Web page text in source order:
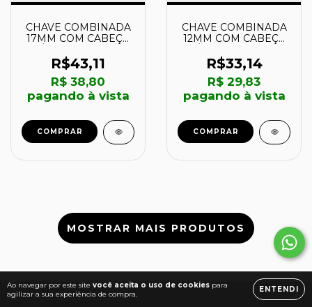
Ao navegar por este site você aceita o uso de cookies para
agilizar a sua experiência de compra.
ENTENDI
CHAVE COMBINADA
17MM COM CABEÇA
REVERSÍVEL - 148699
- MTX
R$43,11
R$ 38,80
pagando à vista
COMPRAR
CHAVE COMBINADA
12MM COM CABEÇA
REVERSÍVEL - 148649
- MTX
R$33,14
R$ 29,83
pagando à vista
COMPRAR
MOSTRAR MAIS PRODUTOS